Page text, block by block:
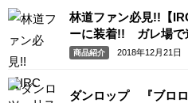
林道ファン必見!!【
ーに装着!! ガレ場で
商品紹介 2018年12月21日
ダンロップ 『ブロ